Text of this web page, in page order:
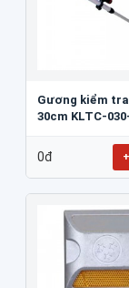
Gương kiểm
30cm KLTC-
0đ